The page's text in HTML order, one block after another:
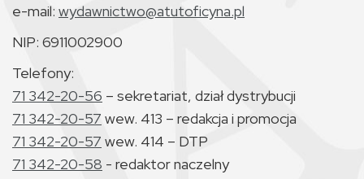
e-mail: wydawnictwo@atutoficyna.pl
NIP: 6911002900
Telefony:
71 342-20-56 – sekretariat, dział dystrybucji
71 342-20-57 wew. 413 – redakcja i promocja
71 342-20-57 wew. 414 – DTP
71 342-20-58 - redaktor naczelny